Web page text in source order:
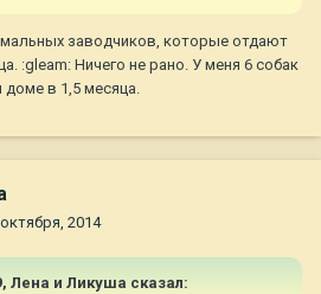
заводчиков, которые отдают
:gleam: Ничего не рано. У меня 6 собак
в 1,5 месяца.
2014
Лена и Ликуша сказал: